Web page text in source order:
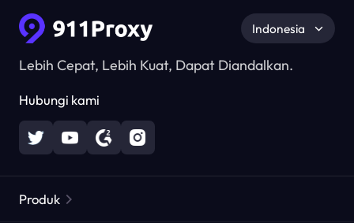
Lebih Cepat, Lebih Kuat, Dapat Diandalkan.
Hubungi kami
Indonesia
Produk